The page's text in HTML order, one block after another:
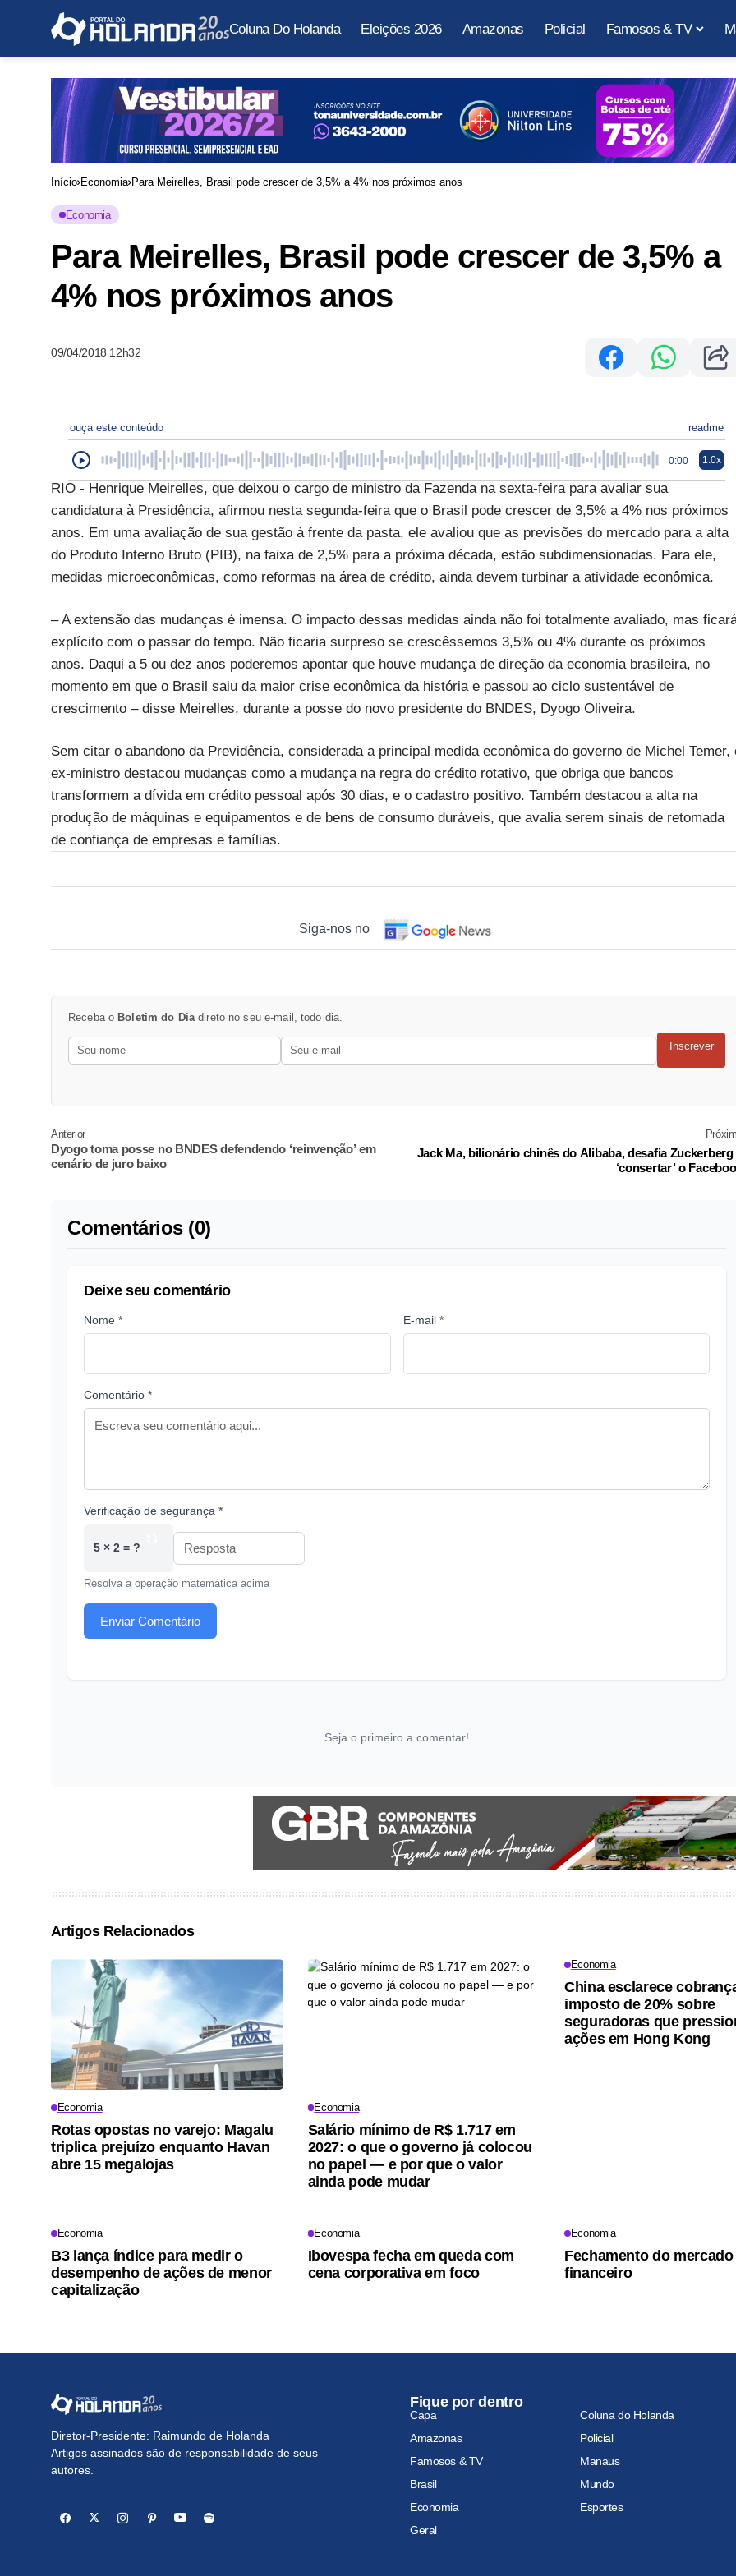
Coluna Do Holanda Eleições 2026 Amazonas Policial Famosos & TV
Início Economia Para Meirelles, Brasil pode crescer de 3,5% a 4% nos próximos anos
Economia
Para Meirelles, Brasil pode crescer de 3,5% a
4% nos próximos anos
09/04/2018 12h32
ouça este conteúdo readme
0:00 1.0x
RIO - Henrique Meirelles, que deixou o cargo de ministro da Fazenda na sexta-feira para avaliar sua
candidatura à Presidência, afirmou nesta segunda-feira que o Brasil pode crescer de 3,5% a 4% nos próximos
anos. Em uma avaliação de sua gestão à frente da pasta, ele avaliou que as previsões do mercado para a alta
do Produto Interno Bruto (PIB), na faixa de 2,5% para a próxima década, estão subdimensionadas. Para ele,
medidas microeconômicas, como reformas na área de crédito, ainda devem turbinar a atividade econômica.
– A extensão das mudanças é imensa. O impacto dessas medidas ainda não foi totalmente avaliado, mas
explícito com o passar do tempo. Não ficaria surpreso se crescêssemos 3,5% ou 4% durante os próximos
anos. Daqui a 5 ou dez anos poderemos apontar que houve mudança de direção da economia brasileira, no
momento em que o Brasil saiu da maior crise econômica da história e passou ao ciclo sustentável de
crescimento – disse Meirelles, durante a posse do novo presidente do BNDES, Dyogo Oliveira.
Sem citar o abandono da Previdência, considerada a principal medida econômica do governo de Michel Temer,
ex-ministro destacou mudanças como a mudança na regra do crédito rotativo, que obriga que bancos
transformem a dívida em crédito pessoal após 30 dias, e o cadastro positivo. Também destacou a alta na
produção de máquinas e equipamentos e de bens de consumo duráveis, que avalia serem sinais de retomada
de confiança de empresas e famílias.
Siga-nos no
Receba o Boletim do Dia direto no seu e-mail, todo dia.
Inscrever
Anterior
Dyogo toma posse no BNDES defendendo ‘reinvenção’ em
cenário de juro baixo
Jack Ma, bilionário chinês do Alibaba, desafia Zuckerberg
‘consertar’ o
Comentários (0)
Deixe seu comentário
Nome * E-mail *
Comentário *
Verificação de segurança *
5 × 2 = ?
Resolva a operação matemática acima
Enviar Comentário
Seja o primeiro a comentar!
Artigos Relacionados
Economia
Rotas opostas no varejo: Magalu
triplica prejuízo enquanto Havan
abre 15 megalojas
Economia
Salário mínimo de R$ 1.717 em
2027: o que o governo já colocou
no papel — e por que o valor
ainda pode mudar
Economia
China esclarece
imposto de 20% sobre
seguradoras que
ações em Hong Kong
Economia
B3 lança índice para medir o
desempenho de ações de menor
capitalização
Economia
Ibovespa fecha em queda com
cena corporativa em foco
Economia
Fechamento do mercado
financeiro
Diretor-Presidente: Raimundo de Holanda
Artigos assinados são de responsabilidade de seus
autores.
Fique por dentro
Capa
Coluna do Holanda
Amazonas
Policial
Famosos & TV
Manaus
Brasil
Mundo
Economia
Esportes
Geral